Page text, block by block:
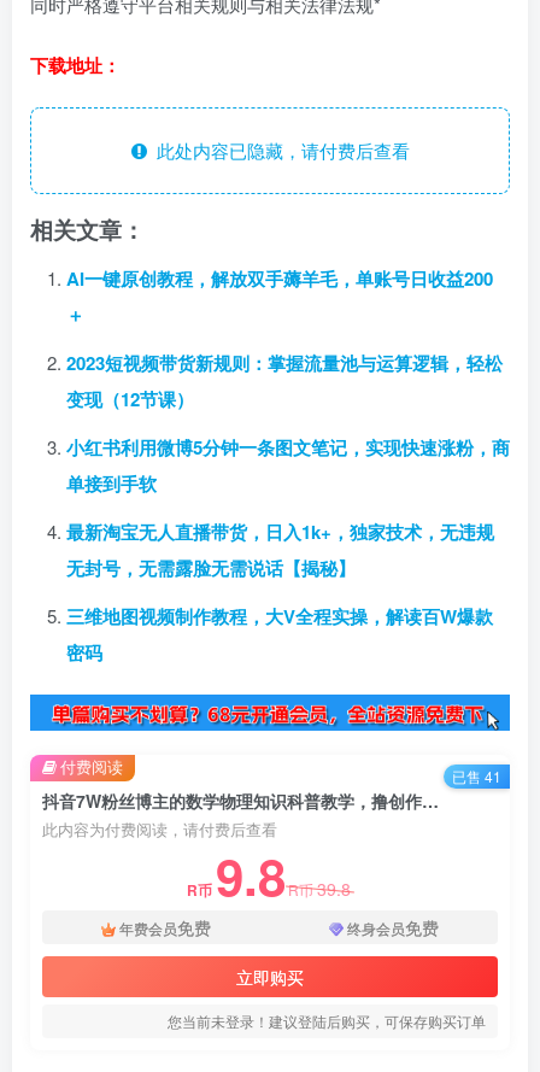
下载地址：
此处内容已隐藏，请付费后查看
相关文章：
AI一键原创教程，解放双手薅羊毛，单账号日收益200
＋
2023短视频带货新规则：掌握流量池与运算逻辑，轻松
变现（12节课）
小红书利用微博5分钟一条图文笔记，实现快速涨粉，商
单接到手软
最新淘宝无人直播带货，日入1k+，独家技术，无违规
无封号，无需露脸无需说话【揭秘】
三维地图视频制作教程，大V全程实操，解读百W爆款
密码
抖音7W粉丝博主的数学物理知识科普教学，撸创作伙伴计划+收徒+商单等，单日收益300-500
此内容为付费阅读，请付费后查看
R币 9.8R币39.8
年费会员免费 终身会员免费
立即购买
您当前未登录！建议登陆后购买，可保存购买订单
付费阅读 已售 41